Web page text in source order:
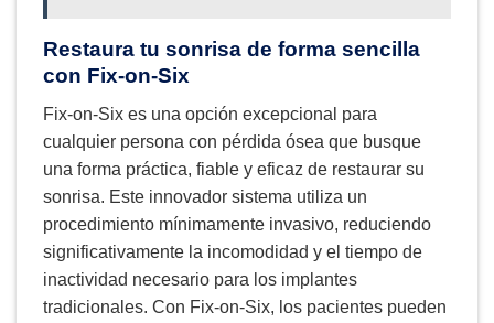
Restaura tu sonrisa de forma sencilla
con Fix-on-Six
Fix-on-Six es una opción excepcional para
cualquier persona con pérdida ósea que busque
una forma práctica, fiable y eficaz de restaurar su
sonrisa. Este innovador sistema utiliza un
procedimiento mínimamente invasivo, reduciendo
significativamente la incomodidad y el tiempo de
inactividad necesario para los implantes
tradicionales. Con Fix-on-Six, los pacientes pueden